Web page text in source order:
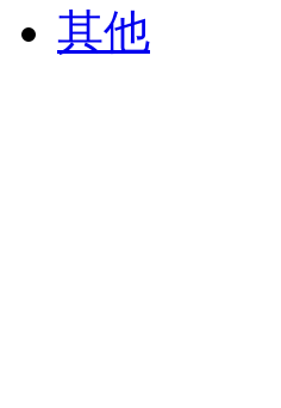
其他